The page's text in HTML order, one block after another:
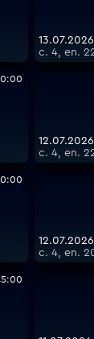
с. 4, еп.
с. 4, еп.
с. 4, еп.